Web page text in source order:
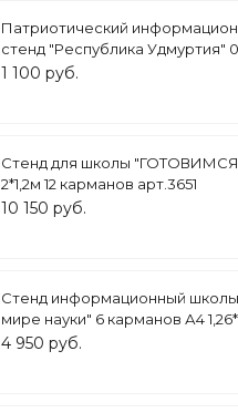
Патриотический
стенд "Республика Удмуртия"
кармана А5 арт.П1492
1 100 руб.
Стенд для школы "ГОТОВИМСЯ
2*1,2м 12 карманов арт.3651
10 150 руб.
Стенд информационный
мире науки" 6 карманов А4
арт.ШК475
4 950 руб.